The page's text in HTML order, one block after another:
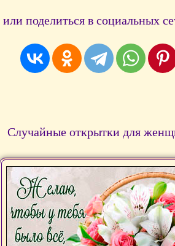
или поделиться в социальных
Случайные открытки для